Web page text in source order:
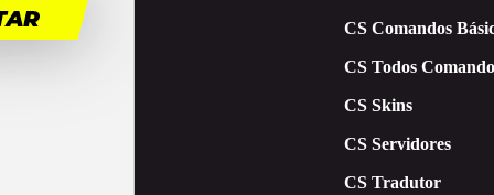
CS Comandos
CS Todos
CS Skins
CS Servidores
CS Tradutor